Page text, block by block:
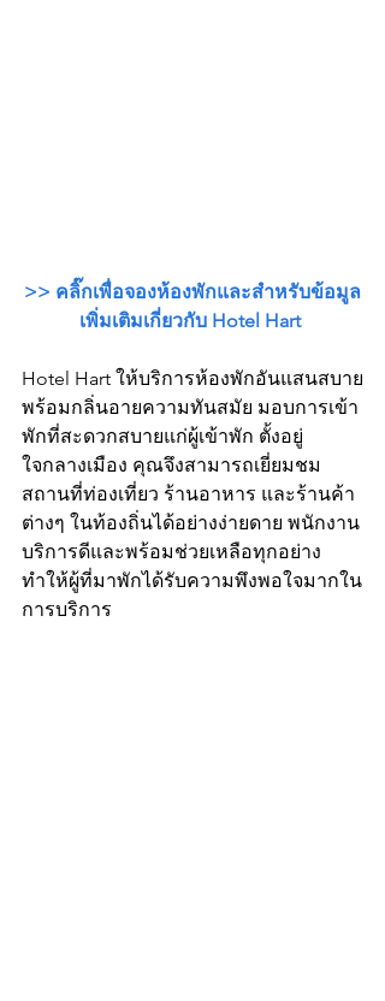
>> คลิ๊กเพื่อจองห้องพักและสำหรับข้อมูล
เพิ่มเติมเกี่ยวกับ Hotel Hart
Hotel Hart ให้บริการห้องพักอันแสนสบาย
พร้อมกลิ่นอายความทันสมัย ​​มอบการเข้า
พักที่สะดวกสบายแก่ผู้เข้าพัก ตั้งอยู่
ใจกลางเมือง คุณจึงสามารถเยี่ยมชม
สถานที่ท่องเที่ยว ร้านอาหาร และร้านค้า
ต่างๆ ในท้องถิ่นได้อย่างง่ายดาย พนักงาน
บริการดีและพร้อมช่วยเหลือทุกอย่าง
ทำให้ผู้ที่มาพักได้รับความพึงพอใจมากใน
การบริการ